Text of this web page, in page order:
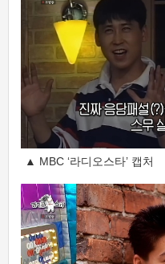
▲ MBC ‘라디오스타’ 캡처